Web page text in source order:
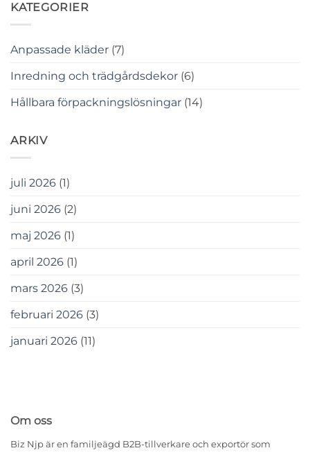
KATEGORIER
Anpassade kläder (7)
Inredning och trädgårdsdekor (6)
Hållbara förpackningslösningar (14)
ARKIV
juli 2026 (1)
juni 2026 (2)
maj 2026 (1)
april 2026 (1)
mars 2026 (3)
februari 2026 (3)
januari 2026 (11)
Om oss
Biz Njp är en familjeägd B2B-tillverkare och exportör som